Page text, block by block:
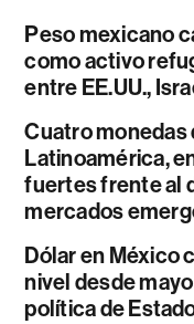
Peso mexicano
como activo
entre EE.UU.,
Cuatro monedas
Latinoamérica,
fuertes frente al
mercados
Dólar en México
nivel desde
política de